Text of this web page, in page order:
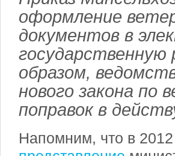
оформление
документов в
образом,
нового закона по
поправок в
Напомним, что в 2012